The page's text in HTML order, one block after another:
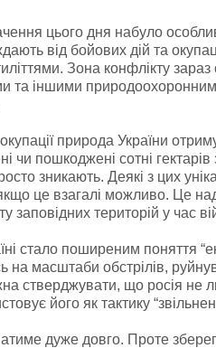
цього дня набуло
від бойових дій та
Зона конфлікту
та іншими
природа України
чи пошкоджені сотні
зникають. Деякі з цих
це взагалі можливо. Це
заповідних територій у час
стало поширеним поняття
на масштаби обстрілів,
стверджувати, що росія
його як тактику
дуже довго. Проте